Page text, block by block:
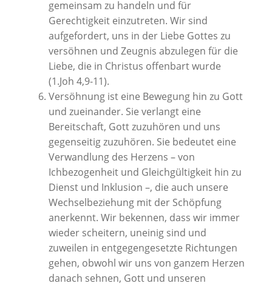
gemeinsam zu handeln und für
Gerechtigkeit einzutreten. Wir sind
aufgefordert, uns in der Liebe Gottes zu
versöhnen und Zeugnis abzulegen für die
Liebe, die in Christus offenbart wurde
(1.Joh 4,9-11).
Versöhnung ist eine Bewegung hin zu Gott
und zueinander. Sie verlangt eine
Bereitschaft, Gott zuzuhören und uns
gegenseitig zuzuhören. Sie bedeutet eine
Verwandlung des Herzens – von
Ichbezogenheit und Gleichgültigkeit hin zu
Dienst und Inklusion –, die auch unsere
Wechselbeziehung mit der Schöpfung
anerkennt. Wir bekennen, dass wir immer
wieder scheitern, uneinig sind und
zuweilen in entgegengesetzte Richtungen
gehen, obwohl wir uns von ganzem Herzen
danach sehnen, Gott und unseren